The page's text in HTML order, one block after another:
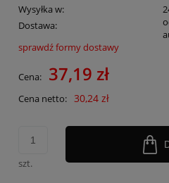
Wysyłka w:
Dostawa:
Cena nie zawiera ewentualnych
sprawdź formy dostawy
Cena: 37,19 zł
Cena netto: 30,24 zł
szt.